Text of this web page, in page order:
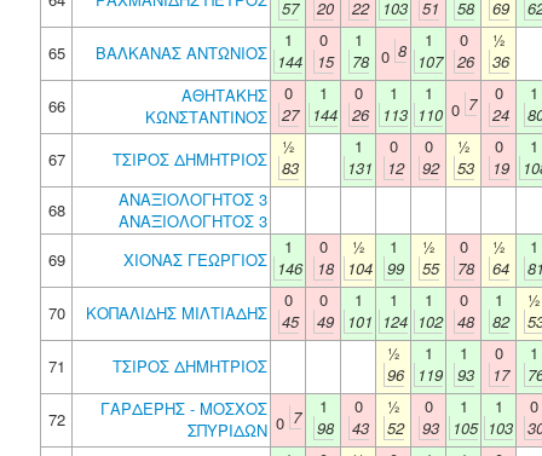
57
20
22
103
51
58
69
65
ΒΑΛΚΑΝΑΣ ΑΝΤΩΝΙΟΣ
1
144
0
15
1
78 0 8
1
107
0
26
½
36
66
ΑΘΗΤΑΚΗΣ
ΚΩΝΣΤΑΝΤΙΝΟΣ
0
27
1
144
0
26
1
113
1
110 0 7
0
24
1
67
ΤΣΙΡΟΣ ΔΗΜΗΤΡΙΟΣ
½
83
1
131
0
12
0
92
½
53
0
19
1
68
ΑΝΑΞΙΟΛΟΓΗΤΟΣ 3
ΑΝΑΞΙΟΛΟΓΗΤΟΣ 3
69
ΧΙΟΝΑΣ ΓΕΩΡΓΙΟΣ
1
146
0
18
½
104
1
99
½
55
0
78
½
64
1
70
ΚΟΠΑΛΙΔΗΣ ΜΙΛΤΙΑΔΗΣ
0
45
0
49
1
101
1
124
1
102
0
48
1
82
½
71
ΤΣΙΡΟΣ ΔΗΜΗΤΡΙΟΣ
½
96
1
119
1
93
0
17
1
72
ΓΑΡΔΕΡΗΣ - ΜΟΣΧΟΣ
ΣΠΥΡΙΔΩΝ 0 7
1
98
0
43
½
52
0
93
1
105
1
103
0